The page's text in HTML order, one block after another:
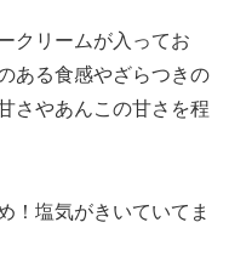
クリームが入ってお
ある食感やざらつきの
さやあんこの甘さを程
！塩気がきいていてま